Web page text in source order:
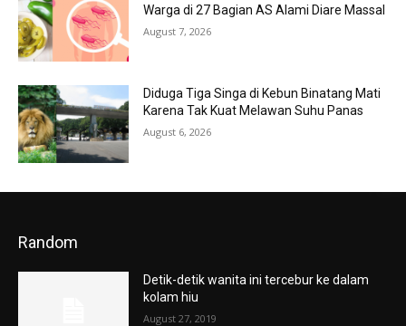
Warga di 27 Bagian AS Alami Diare Massal
August 7, 2026
Diduga Tiga Singa di Kebun Binatang Mati
Karena Tak Kuat Melawan Suhu Panas
August 6, 2026
Random
Detik-detik wanita ini tercebur ke dalam
kolam hiu
August 27, 2019